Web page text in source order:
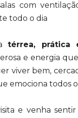
com
todo o dia
térrea, prática
e energia
viver bem,
emociona todos
e venha